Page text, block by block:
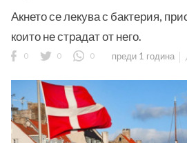
Акнето се лекува с бактерия,
които не страдат от него.
0 0 0 преди 1 година